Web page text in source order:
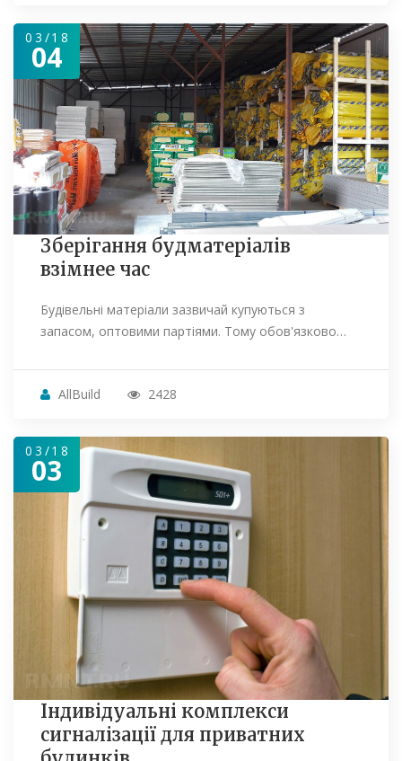
03/18
04
Зберігання будматеріалів
взімнее час
Будівельні матеріали зазвичай купуються з
запасом, оптовими партіями. Тому обов'язково…
AllBuild 2428
03/18
03
Індивідуальні комплекси
сигналізації для приватних